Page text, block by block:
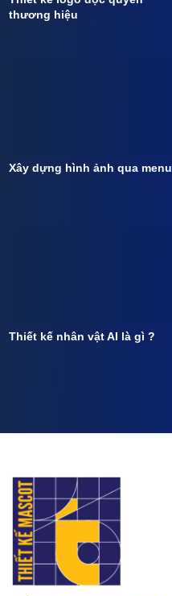
thương hiệu
Xây dựng hình ảnh qua menu
Thiết kế nhân vật AI là gì ?